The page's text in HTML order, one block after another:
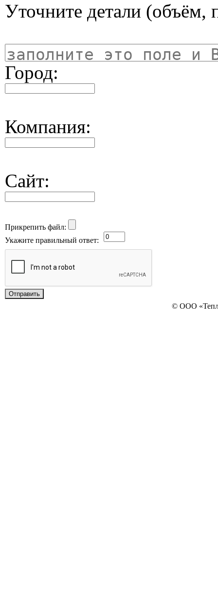
Уточните детали (объём,
Город:
Компания:
Сайт:
Прикрепить файл:
Укажите правильный ответ:
© ООО